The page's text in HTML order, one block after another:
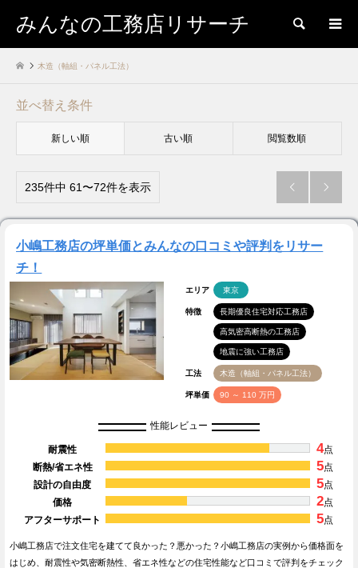
みんなの工務店リサーチ 検索
木造（軸組・パネル工法）
並べ替え条件
新しい順 古い順 閲覧数順
235件中 61〜72件を表示  
小嶋工務店の坪単価とみんなの口コミや評判をリサー
チ！
エリア 東京
特徴 長期優良住宅対応工務店
高気密高断熱の工務店
地震に強い工務店
工法 木造（軸組・パネル工法）
坪単価 90 ～ 110 万円
性能レビュー
耐震性 4点
断熱/省エネ性
5点
設計の自由度
5点
価格
2点
アフターサポート
5点
小嶋工務店で注文住宅を建てて良かった？悪かった？小嶋工務店の実例から価格面を
はじめ、耐震性や気密断熱性、省エネ性などの住宅性能など口コミで評判をチェック